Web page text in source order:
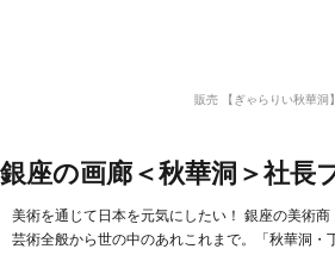
販売 【ぎゃらりい秋華洞】
銀座の画廊＜秋華洞＞社長
美術を通じて日本を元気にしたい！ 銀座の美術
芸術全般から世の中のあれこれまで。「秋華洞・